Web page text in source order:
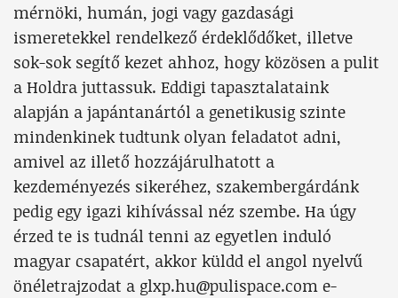
mérnöki, humán, jogi vagy gazdasági
ismeretekkel rendelkező érdeklődőket, illetve
sok-sok segítő kezet ahhoz, hogy közösen a pulit
a Holdra juttassuk. Eddigi tapasztalataink
alapján a japántanártól a genetikusig szinte
mindenkinek tudtunk olyan feladatot adni,
amivel az illető hozzájárulhatott a
kezdeményezés sikeréhez, szakembergárdánk
pedig egy igazi kihívással néz szembe. Ha úgy
érzed te is tudnál tenni az egyetlen induló
magyar csapatért, akkor küldd el angol nyelvű
önéletrajzodat a glxp.hu@pulispace.com e-